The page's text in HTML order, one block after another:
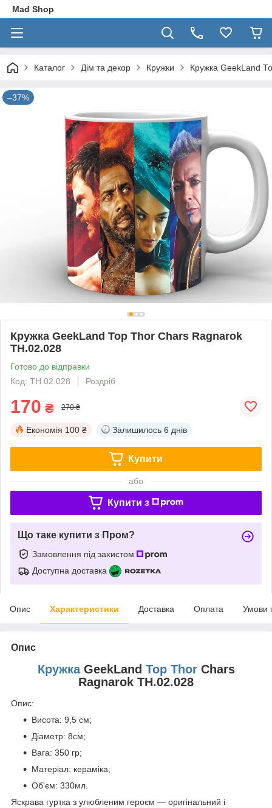
Mad Shop
Каталог Дім та декор Кружки Кружка GeekLand
–37%
Кружка GeekLand Тор Thor Chars Ragnarok
TH.02.028
Готово до відправки
Код: TH.02.028
Роздріб
170 ₴ 270 ₴
Економія 100 ₴ Залишилось 6 днів
Купити
або
Купити з
Що таке купити з Пром?
Замовлення під захистом
Доступна доставка
Опис Характеристики Доставка Оплата Умови
Опис
КружкаGeekLand Тор ThorChars
Ragnarok TH.02.028
Опис:
Висота: 9,5 см;
Діаметр: 8см;
Вага: 350 гр;
Матеріал: кераміка;
Об'єм: 330мл.
Яскрава гуртка з улюбленим героєм ― оригінальний і